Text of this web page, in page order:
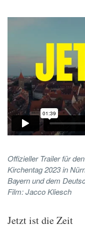
Offizieller Trailer für
Kirchentag 2023 in
Bayern und dem
Film: Jacco Kliesch
Jetzt ist die Zeit